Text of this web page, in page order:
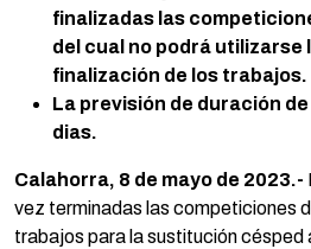
finalizadas las
del cual no podrá utilizarse
finalización de los trabajos.
La previsión de duración
dias.
Calahorra, 8 de mayo de 2023.-
vez terminadas las competiciones
trabajos para la sustitución